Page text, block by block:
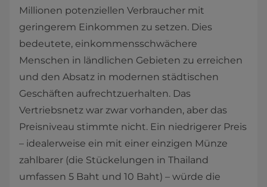
Millionen potenziellen Verbraucher mit
geringerem Einkommen zu setzen. Dies
bedeutete, einkommensschwächere
Menschen in ländlichen Gebieten zu erreichen
und den Absatz in modernen städtischen
Geschäften aufrechtzuerhalten. Das
Vertriebsnetz war zwar vorhanden, aber das
Preisniveau stimmte nicht. Ein niedrigerer Preis
– idealerweise ein mit einer einzigen Münze
zahlbarer (die Stückelungen in Thailand
umfassen 5 Baht und 10 Baht) – würde die